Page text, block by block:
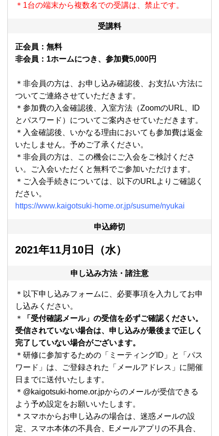
＊1台の端末から複数名での受講は、禁止です。
受講料
正会員：無料
非会員：1ホームにつき、参加費5,000円
＊非会員の方は、お申し込み確認後、お支払い方法に
ついてご連絡させていただきます。
＊参加費の入金確認後、入室方法（ZoomのURL、ID
とパスワード）についてご案内させていただきます。
＊入金確認後、いかなる理由においても参加費は返金
いたしません。予めご了承ください。
＊非会員の方は、この機会にご入会をご検討くださ
い。ご入会いただくと無料でご参加いただけます。
＊ご入会手続きについては、以下のURLよりご確認く
ださい。
https://www.kaigotsuki-home.or.jp/susume/nyukai
申込締切
2021年11月10日（水）
申し込み方法・諸注意
＊以下申し込みフォームに、必要事項を入力してお申
し込みください。
＊
「受付確認メール」の受信を必ずご確認ください。
受信されていない場合は、申し込みが最後まで正しく
完了していない場合がございます。
＊研修に参加するための「ミーティングID」と「パス
ワード」は、ご登録された「メールアドレス」に開催
日までに送付いたします。
＊@kaigotsuki-home.or.jpからのメールが受信できる
よう予め設定をお願いいたします。
＊スマホからお申し込みの場合は、迷惑メールの設
定、スマホ本体の不具合、Eメールアプリの不具合、